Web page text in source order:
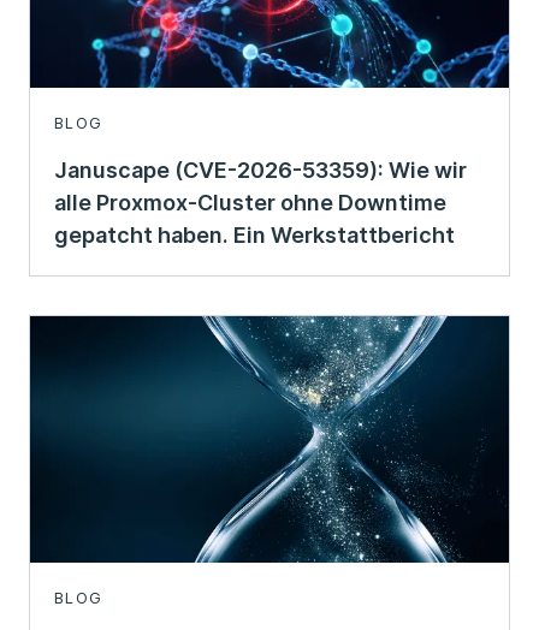
BLOG
Januscape (CVE-2026-53359): Wie wir
alle Proxmox-Cluster ohne Downtime
gepatcht haben. Ein Werkstattbericht
BLOG